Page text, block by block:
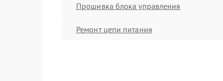
Прошивка блока управления
Ремонт цепи питания